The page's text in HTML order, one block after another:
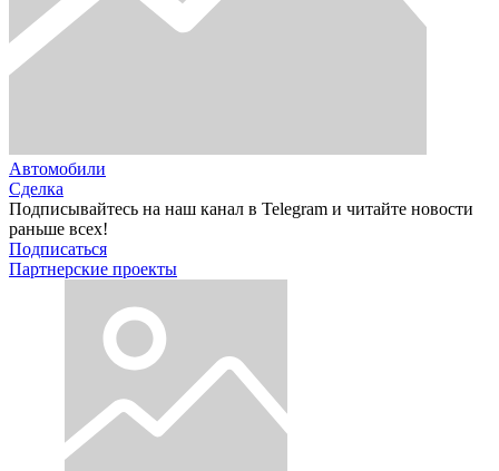
Автомобили
Сделка
Подписывайтесь на наш канал в Telegram и читайте новости
раньше всех!
Подписаться
Партнерские проекты